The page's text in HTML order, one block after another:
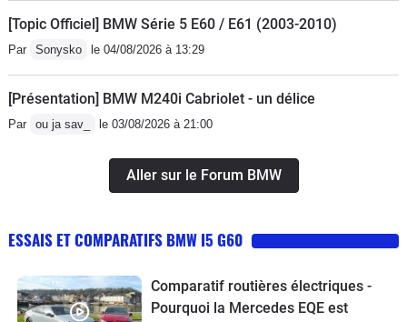
[Topic Officiel] BMW Série 5 E60 / E61 (2003-2010)
Par Sonysko le 04/08/2026 à 13:29
[Présentation] BMW M240i Cabriolet - un délice
Par ou ja sav_ le 03/08/2026 à 21:00
Aller sur le Forum BMW
ESSAIS ET COMPARATIFS BMW I5 G60
Comparatif routières électriques -
Pourquoi la Mercedes EQE est